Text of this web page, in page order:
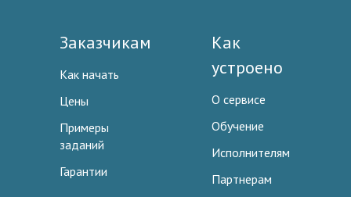
Заказчикам
Как начать
Цены
Примеры
заданий
Гарантии
Как
устроено
О сервисе
Обучение
Исполнителям
Партнерам